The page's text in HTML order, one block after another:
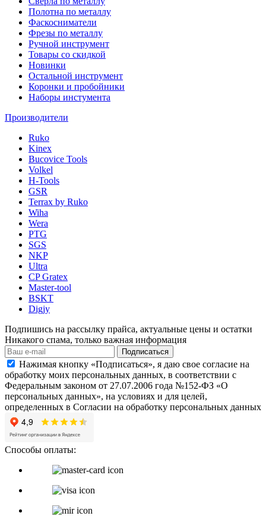
Полотна по металлу
Фаскосниматели
Фрезы по металлу
Ручной инструмент
Товары со скидкой
Новинки
Остальной инструмент
Коронки и пробойники
Наборы инстумента
Производители
Ruko
Kinex
Bucovice Tools
Volkel
H-Tools
GSR
Terrax by Ruko
Wiha
Wera
PTG
SGS
NKP
Ultra
CP Gratex
Master-tool
BSKT
Digjy
Подпишись на рассылку прайса, актуальные цены и остатки
Никакого спама, только важная информация
Подписаться
Нажимая кнопку «Подписаться», я даю свое согласие на
обработку моих персональных данных, в соответствии с
Федеральным законом от 27.07.2006 года №152-ФЗ «О
персональных данных», на условиях и для целей,
определенных в Согласии на обработку персональных данных
Способы оплаты: